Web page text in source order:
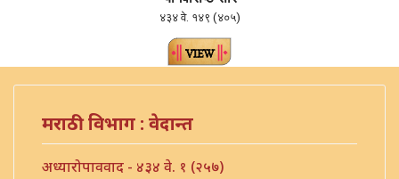
४३४ वे. १४९ (४०५)
मराठी विभाग : वेदान्त
अध्यारोपाववाद - ४३४ वे. १ (२५७)